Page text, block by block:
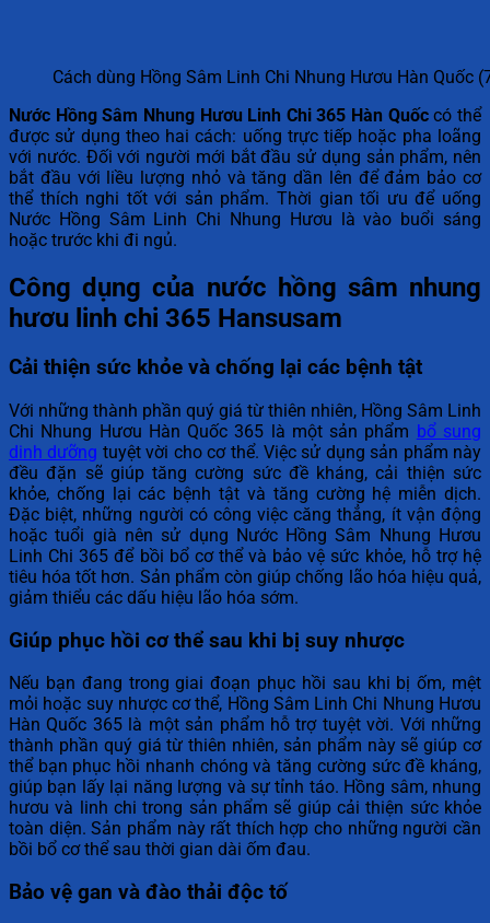
Cách dùng Hồng Sâm Linh Chi Nhung Hươu Hàn Quốc
Nước Hồng Sâm Nhung Hươu Linh Chi 365 Hàn Quốccó thể
được sử dụng theo hai cách: uống trực tiếp hoặc pha loãng
với nước. Đối với người mới bắt đầu sử dụng sản phẩm, nên
bắt đầu với liều lượng nhỏ và tăng dần lên để đảm bảo cơ
thể thích nghi tốt với sản phẩm. Thời gian tối ưu để uống
Nước Hồng Sâm Linh Chi Nhung Hươu là vào buổi sáng
hoặc trước khi đi ngủ.
Công dụng của nước hồng sâm nhung
hươu linh chi 365 Hansusam
Cải thiện sức khỏe và chống lại các bệnh tật
Với những thành phần quý giá từ thiên nhiên, Hồng Sâm Linh
Chi Nhung Hươu Hàn Quốc 365 là một sản phẩm bổ sung
dinh dưỡng tuyệt vời cho cơ thể. Việc sử dụng sản phẩm này
đều đặn sẽ giúp tăng cường sức đề kháng, cải thiện sức
khỏe, chống lại các bệnh tật và tăng cường hệ miễn dịch.
Đặc biệt, những người có công việc căng thẳng, ít vận động
hoặc tuổi già nên sử dụng Nước Hồng Sâm Nhung Hươu
Linh Chi 365 để bồi bổ cơ thể và bảo vệ sức khỏe, hỗ trợ hệ
tiêu hóa tốt hơn. Sản phẩm còn giúp chống lão hóa hiệu quả,
giảm thiểu các dấu hiệu lão hóa sớm.
Giúp phục hồi cơ thể sau khi bị suy nhược
Nếu bạn đang trong giai đoạn phục hồi sau khi bị ốm, mệt
mỏi hoặc suy nhược cơ thể, Hồng Sâm Linh Chi Nhung Hươu
Hàn Quốc 365 là một sản phẩm hỗ trợ tuyệt vời. Với những
thành phần quý giá từ thiên nhiên, sản phẩm này sẽ giúp cơ
thể bạn phục hồi nhanh chóng và tăng cường sức đề kháng,
giúp bạn lấy lại năng lượng và sự tỉnh táo. Hồng sâm, nhung
hươu và linh chi trong sản phẩm sẽ giúp cải thiện sức khỏe
toàn diện. Sản phẩm này rất thích hợp cho những người cần
bồi bổ cơ thể sau thời gian dài ốm đau.
Bảo vệ gan và đào thải độc tố